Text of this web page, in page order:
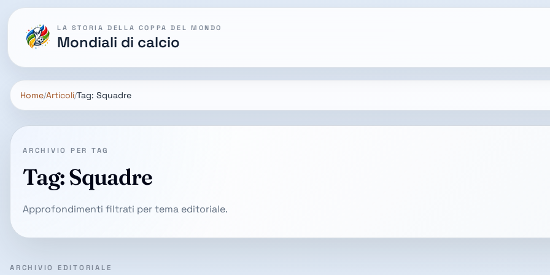
LA STORIA DELLA COPPA DEL MONDO
Mondiali di calcio
Home Articoli Tag: Squadre
ARCHIVIO PER TAG
Tag: Squadre
Approfondimenti filtrati per tema editoriale.
ARCHIVIO EDITORIALE